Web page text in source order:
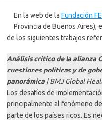
En la web de la Fundación
Provincia de Buenos Aires),
de los siguientes trabajos
Análisis crítico de la alianza
cuestiones políticas y de
panorámica | BMJ Global
Los desafíos de
principalmente al fenómeno
parte de los países ricos. Es